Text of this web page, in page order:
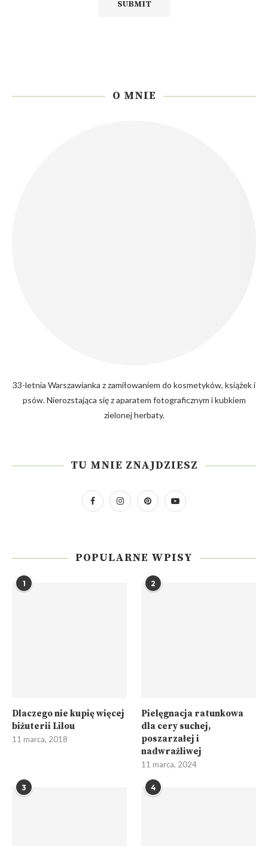
O MNIE
33-letnia Warszawianka z zamiłowaniem do kosmetyków, książek i
psów. Nierozstająca się z aparatem fotograficznym i kubkiem
zielonej herbaty.
TU MNIE ZNAJDZIESZ
POPULARNE WPISY
1
Dlaczego nie kupię więcej
biżuterii Lilou
11 marca, 2018
2
Pielęgnacja ratunkowa
dla cery suchej,
poszarzałej i
nadwrażliwej
11 marca, 2024
3 4